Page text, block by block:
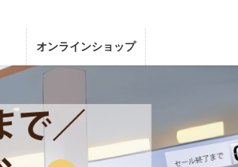
オンラインショップ